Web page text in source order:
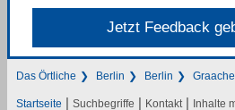
Jetzt Feedback
Das Örtliche Berlin Berlin
Startseite | Suchbegriffe | Kontakt | Inhalte